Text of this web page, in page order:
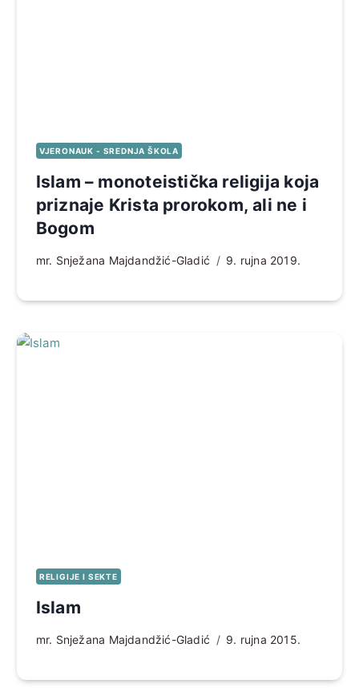
VJERONAUK - SREDNJA ŠKOLA
Islam – monoteistička religija koja
priznaje Krista prorokom, ali ne i
Bogom
mr. Snježana Majdandžić-Gladić 9. rujna 2019.
RELIGIJE I SEKTE
Islam
mr. Snježana Majdandžić-Gladić 9. rujna 2015.